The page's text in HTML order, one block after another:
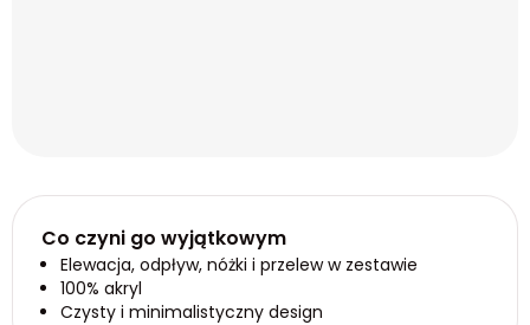
Co czyni go wyjątkowym
Elewacja, odpływ, nóżki i przelew w zestawie
100% akryl
Czysty i minimalistyczny design